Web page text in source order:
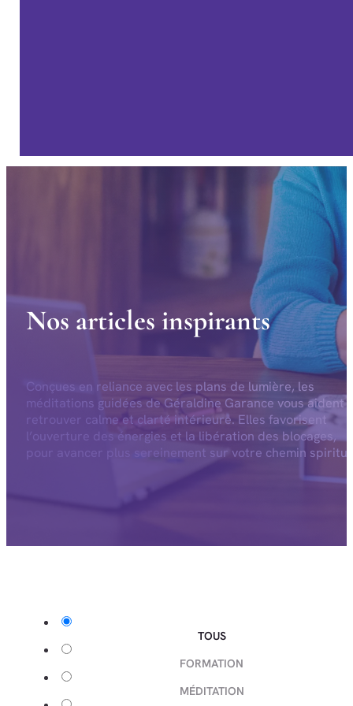
Nos articles inspirants
Conçues en reliance avec les plans de lumière, les
méditations guidées de Géraldine Garance vous aident
retrouver calme et clarté intérieure. Elles favorisent
l’ouverture des énergies et la libération des blocages,
pour avancer plus sereinement sur votre chemin
TOUS
FORMATION
MÉDITATION